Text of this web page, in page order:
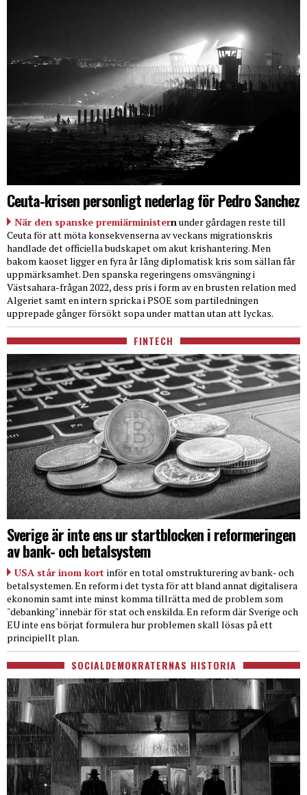
Ceuta-krisen personligt nederlag för Pedro Sanchez
När den spanske premiärministern under gårdagen reste till
Ceuta för att möta konsekvenserna av veckans migrationskris
handlade det officiella budskapet om akut krishantering. Men
bakom kaoset ligger en fyra år lång diplomatisk kris som sällan får
uppmärksamhet. Den spanska regeringens omsvängning i
Västsahara-frågan 2022, dess pris i form av en brusten relation med
Algeriet samt en intern spricka i PSOE som partiledningen
upprepade gånger försökt sopa under mattan utan att lyckas.
FINTECH
Sverige är inte ens ur startblocken i reformeringen
av bank- och betalsystem
USA står inom kort inför en total omstrukturering av bank- och
betalsystemen. En reform i det tysta för att bland annat digitalisera
ekonomin samt inte minst komma tillrätta med de problem som
"debanking" innebär för stat och enskilda. En reform där Sverige och
EU inte ens börjat formulera hur problemen skall lösas på ett
principiellt plan.
SOCIALDEMOKRATERNAS HISTORIA